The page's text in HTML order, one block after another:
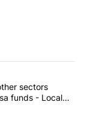
articles in the last
and 4 other
sectors
funds - Local